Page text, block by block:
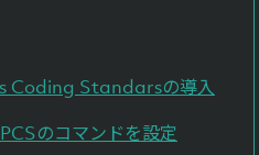
Coding Standarsの導入
のコマンドを設定